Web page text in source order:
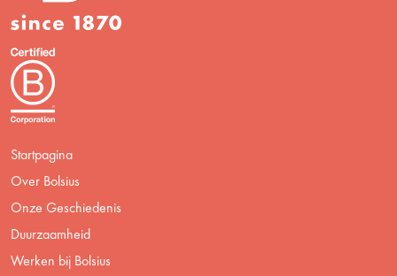
Startpagina
Over Bolsius
Onze Geschiedenis
Duurzaamheid
Werken bij Bolsius